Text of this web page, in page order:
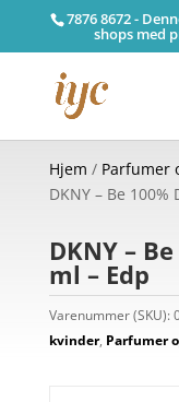
7876 8672 -
shops med
Hjem / Parfumer
DKNY – Be
DKNY –
ml – Edp
Varenummer (SKU):
kvinder, Parfumer